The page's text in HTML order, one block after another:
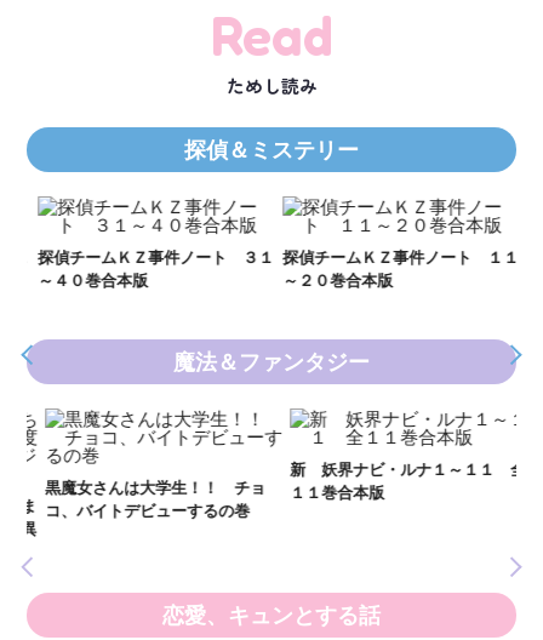
Read
ためし読み
探偵＆ミステリー
探偵チームＫＺ事件ノート ３１
～４０巻合本版
探偵チームＫＺ事件ノート １１
～２０巻合本版
魔法＆ファンタジー
黒魔女さんは大学生！！ チョ
コ、バイトデビューするの巻
新 妖界ナビ・ルナ１～１１ 全
１１巻合本版
恋愛、キュンとする話